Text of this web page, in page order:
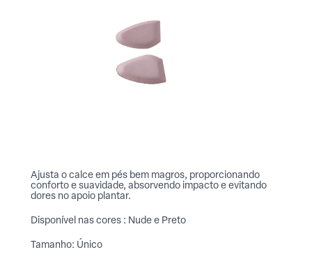
Ajusta o calce em pés bem magros, proporcionando
conforto e suavidade, absorvendo impacto e evitando
dores no apoio plantar.
Disponível nas cores : Nude e Preto
Tamanho: Único